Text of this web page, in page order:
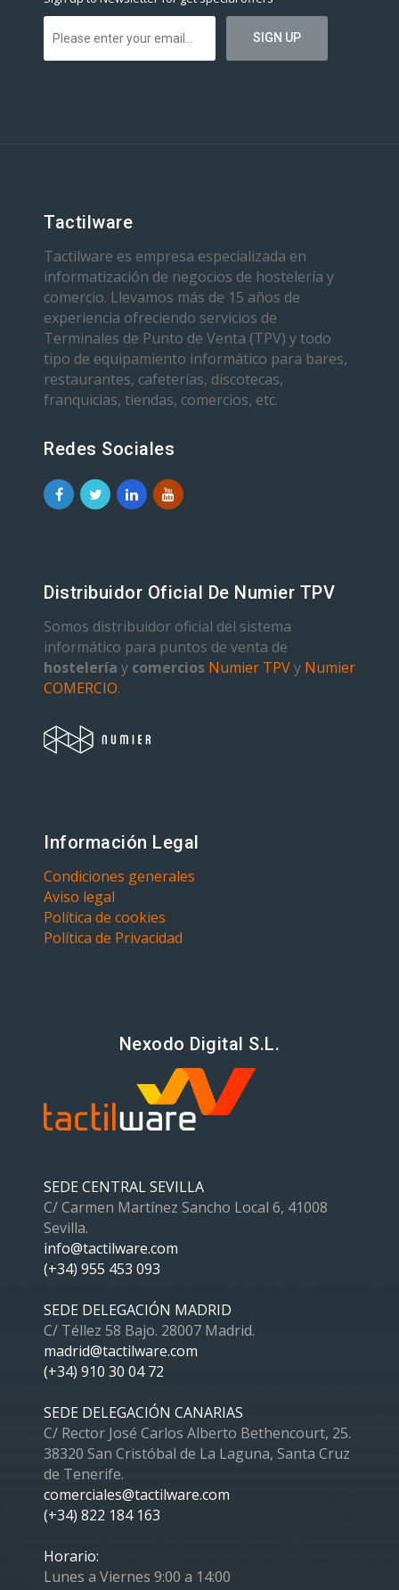
Tactilware
Tactilware es empresa especializada en
informatización de negocios de hostelería y
comercio. Llevamos más de 15 años de
experiencia ofreciendo servicios de
Terminales de Punto de Venta (TPV) y todo
tipo de equipamiento informático para bares,
restaurantes, cafeterías, discotecas,
franquicias, tiendas, comercios, etc.
Redes Sociales
Distribuidor Oficial De Numier TPV
Somos distribuidor oficial del sistema
informático para puntos de venta de
hostelería y comercios Numier TPVy Numier
COMERCIO.
Información Legal
Condiciones generales
Aviso legal
Política de cookies
Política de Privacidad
Nexodo Digital S.L.
SEDE CENTRAL SEVILLA
C/ Carmen Martínez Sancho Local 6, 41008
Sevilla.
info@tactilware.com
(+34) 955 453 093
SEDE DELEGACIÓN MADRID
C/ Téllez 58 Bajo. 28007 Madrid.
madrid@tactilware.com
(+34) 910 30 04 72
SEDE DELEGACIÓN CANARIAS
C/ Rector José Carlos Alberto Bethencourt, 25.
38320 San Cristóbal de La Laguna, Santa Cruz
de Tenerife.
comerciales@tactilware.com
(+34) 822 184 163
Horario:
Lunes a Viernes 9:00 a 14:00